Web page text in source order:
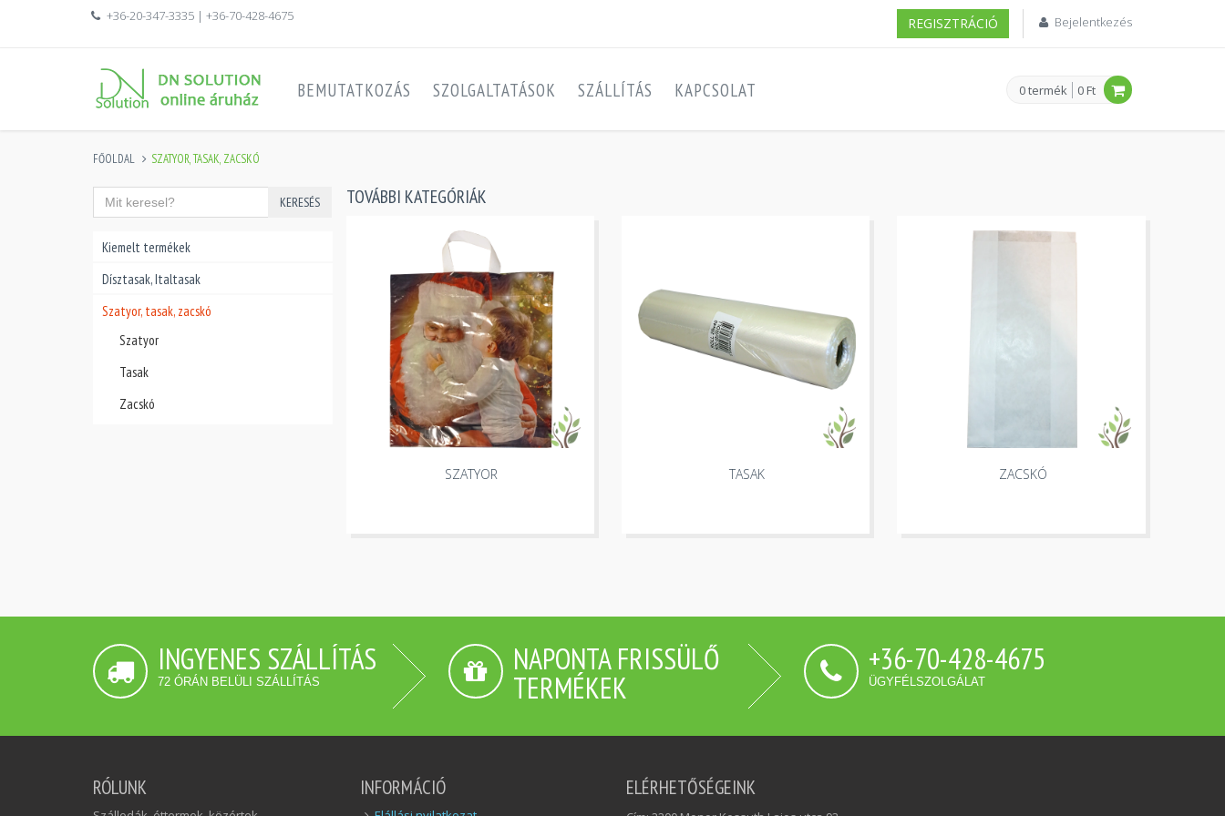
+36-20-347-3335 | +36-70-428-4675 REGISZTRÁCIÓ Bejelentkezés
0 termék 0 Ft
BEMUTATKOZÁS SZOLGALTATÁSOK SZÁLLÍTÁS KAPCSOLAT
FŐOLDAL SZATYOR, TASAK, ZACSKÓ
KERESÉS
Kiemelt termékek
Dísztasak, Italtasak
Szatyor, tasak, zacskó
Szatyor
Tasak
Zacskó
TOVÁBBI KATEGÓRIÁK
SZATYOR TASAK ZACSKÓ
INGYENES SZÁLLÍTÁS
72 ÓRÁN BELÜLI SZÁLLÍTÁS
NAPONTA FRISSÜLŐ
TERMÉKEK
+36-70-428-4675
ÜGYFÉLSZOLGÁLAT
RÓLUNK INFORMÁCIÓ ELÉRHETŐSÉGEINK